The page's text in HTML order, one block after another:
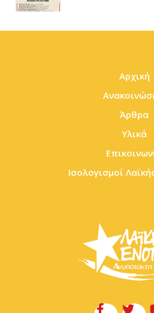
Αρχική
Άρθρα
Υλικά
Ισολογισμοί